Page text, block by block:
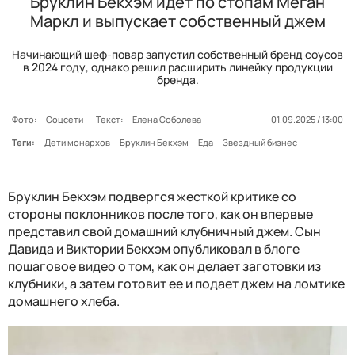
Маркл и выпускает собственный джем
Начинающий шеф-повар запустил собственный бренд соусов
в 2024 году, однако решил расширить линейку продукции
бренда.
Фото: Соцсети Текст: Елена Соболева
01.09.2025 / 13:00
Теги:
Дети монархов Бруклин Бекхэм Еда Звездный бизнес
Бруклин Бекхэм подвергся жесткой критике со
стороны поклонников после того, как он впервые
представил свой домашний клубничный джем. Сын
Давида и Виктории Бекхэм опубликовал в блоге
пошаговое видео о том, как он делает заготовки из
клубники, а затем готовит ее и подает джем на ломтике
домашнего хлеба.